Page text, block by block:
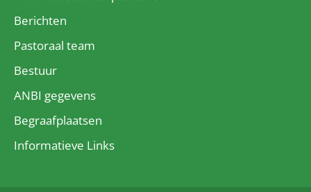
Berichten
Pastoraal team
Bestuur
ANBI gegevens
Begraafplaatsen
Informatieve Links